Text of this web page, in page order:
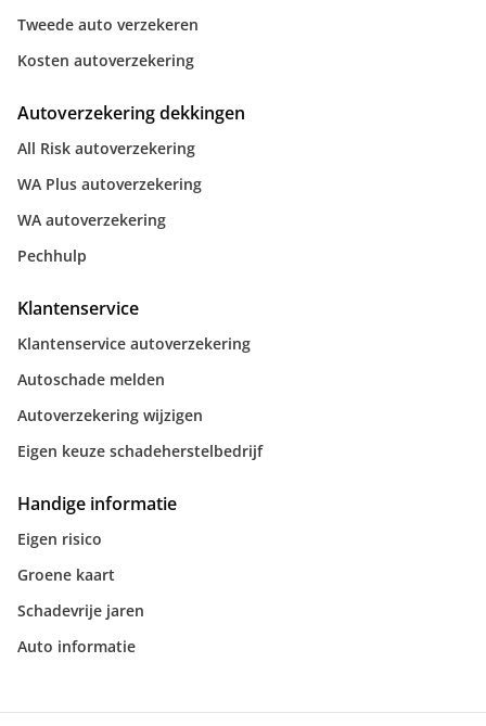
Tweede auto verzekeren
Kosten autoverzekering
Autoverzekering dekkingen
All Risk autoverzekering
WA Plus autoverzekering
WA autoverzekering
Pechhulp
Klantenservice
Klantenservice autoverzekering
Autoschade melden
Autoverzekering wijzigen
Eigen keuze schadeherstelbedrijf
Handige informatie
Eigen risico
Groene kaart
Schadevrije jaren
Auto informatie